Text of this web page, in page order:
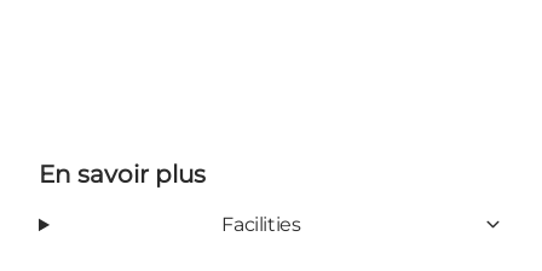
En savoir plus
Facilities